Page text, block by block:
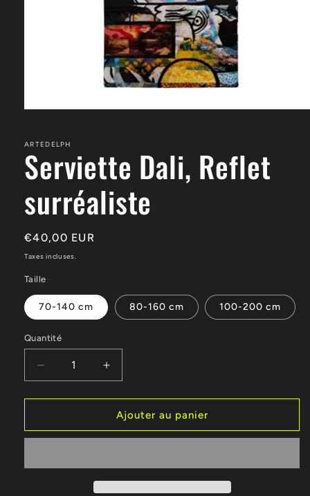
1
dans
une
fenêtre
ARTEDELPH
Serviette Dali, Reflet
surréaliste
Prix
habituel
€40,00 EUR
Taxes incluses.
Taille
70-140 cm 80-160 cm 100-200 cm
Quantité
Réduire
la
quantité
Serviette
surréaliste
Augmenter
la
quantité
de
Serviette
surréaliste
Ajouter au panier